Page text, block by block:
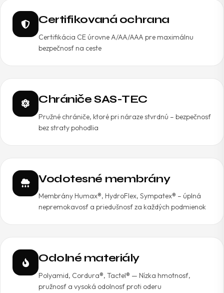
Certifikovaná ochrana
Certifikácia CE úrovne A/AA/AAA pre maximálnu
bezpečnosť na ceste
Chrániče SAS-TEC
Pružné chrániče, ktoré pri náraze stvrdnú – bezpečnosť
bez straty pohodlia
Vodotesné membrány
Membrány Humax®, HydroFlex, Sympatex® – úplná
nepremokavosť a priedušnosť za každých podmienok
Odolné materiály
Polyamid, Cordura®, Tactel® — Nízka hmotnosť,
pružnosť a vysoká odolnosť proti oderu